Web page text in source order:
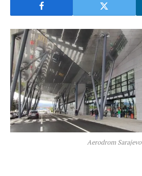
Aerodrom Sarajevo